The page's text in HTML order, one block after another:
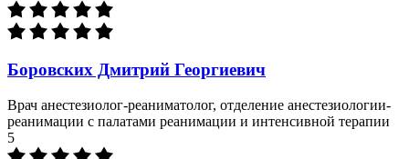
Боровских Дмитрий Георгиевич
Врач анестезиолог-реаниматолог, отделение анестезиологии-
реанимации с палатами реанимации и интенсивной терапии
5